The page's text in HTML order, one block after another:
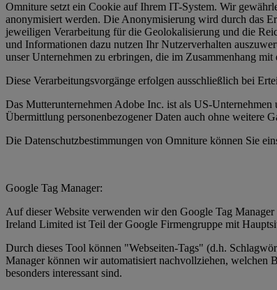
Omniture setzt ein Cookie auf Ihrem IT-System. Wir
anonymisiert werden. Die Anonymisierung wird durch das
jeweiligen Verarbeitung für die Geolokalisierung und die
und Informationen dazu nutzen Ihr Nutzerverhalten
unser Unternehmen zu erbringen, die im Zusammenhang
Diese Verarbeitungsvorgänge erfolgen ausschließlich bei
Das Mutterunternehmen Adobe Inc. ist als US-
Übermittlung personenbezogener Daten auch ohne weitere
Die Datenschutzbestimmungen von Omniture können Sie
Google Tag Manager:
Auf dieser Website verwenden wir den Google Tag
Ireland Limited ist Teil der Google Firmengruppe mit
Durch dieses Tool können "Webseiten-Tags" (d.h.
Manager können wir automatisiert nachvollziehen, welchen
besonders interessant sind.